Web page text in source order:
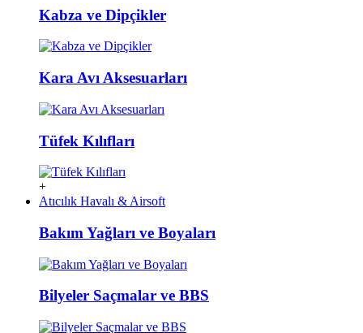
Kabza ve Dipçikler
Kara Avı Aksesuarları
Tüfek Kılıfları
+
Atıcılık Havalı & Airsoft
Bakım Yağları ve Boyaları
Bilyeler Saçmalar ve BBS